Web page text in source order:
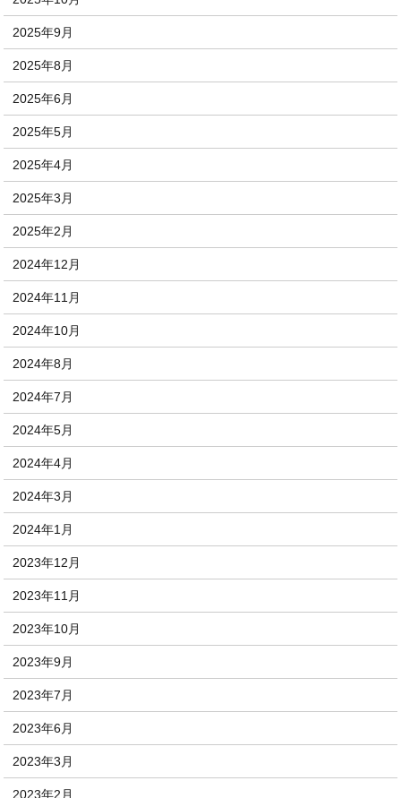
2025年9月
2025年8月
2025年6月
2025年5月
2025年4月
2025年3月
2025年2月
2024年12月
2024年11月
2024年10月
2024年8月
2024年7月
2024年5月
2024年4月
2024年3月
2024年1月
2023年12月
2023年11月
2023年10月
2023年9月
2023年7月
2023年6月
2023年3月
2023年2月